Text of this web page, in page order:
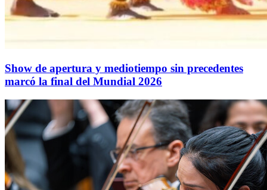
Show de apertura y mediotiempo sin precedentes
marcó la final del Mundial 2026